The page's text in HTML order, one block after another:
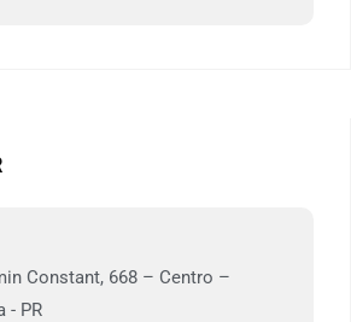
Constant, 668 – Centro –
- PR